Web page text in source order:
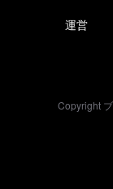
運営
Copyright